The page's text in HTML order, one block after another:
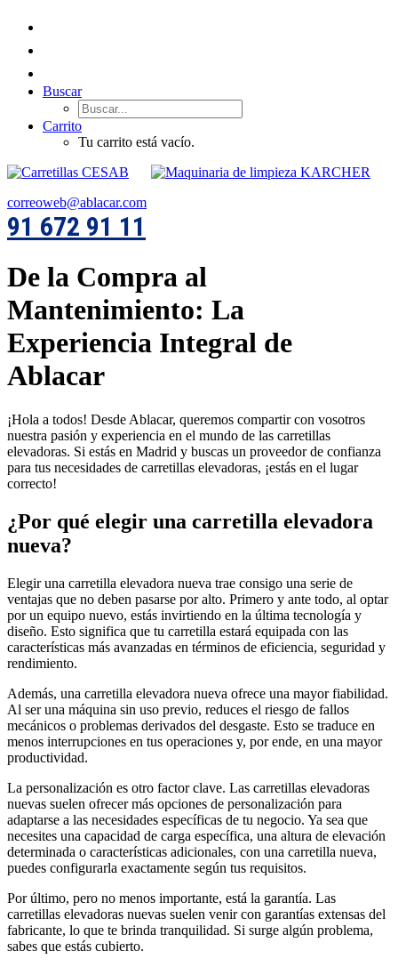
Buscar
Carrito
Tu carrito está vacío.
correoweb@ablacar.com
91 672 91 11
De la Compra al
Mantenimiento: La
Experiencia Integral de
Ablacar
¡Hola a todos! Desde Ablacar, queremos compartir con vosotros
nuestra pasión y experiencia en el mundo de las carretillas
elevadoras. Si estás en Madrid y buscas un proveedor de confianza
para tus necesidades de carretillas elevadoras, ¡estás en el lugar
correcto!
¿Por qué elegir una carretilla elevadora
nueva?
Elegir una carretilla elevadora nueva trae consigo una serie de
ventajas que no deben pasarse por alto. Primero y ante todo, al optar
por un equipo nuevo, estás invirtiendo en la última tecnología y
diseño. Esto significa que tu carretilla estará equipada con las
características más avanzadas en términos de eficiencia, seguridad y
rendimiento.
Además, una carretilla elevadora nueva ofrece una mayor fiabilidad.
Al ser una máquina sin uso previo, reduces el riesgo de fallos
mecánicos o problemas derivados del desgaste. Esto se traduce en
menos interrupciones en tus operaciones y, por ende, en una mayor
productividad.
La personalización es otro factor clave. Las carretillas elevadoras
nuevas suelen ofrecer más opciones de personalización para
adaptarse a las necesidades específicas de tu negocio. Ya sea que
necesites una capacidad de carga específica, una altura de elevación
determinada o características adicionales, con una carretilla nueva,
puedes configurarla exactamente según tus requisitos.
Por último, pero no menos importante, está la garantía. Las
carretillas elevadoras nuevas suelen venir con garantías extensas del
fabricante, lo que te brinda tranquilidad. Si surge algún problema,
sabes que estás cubierto.